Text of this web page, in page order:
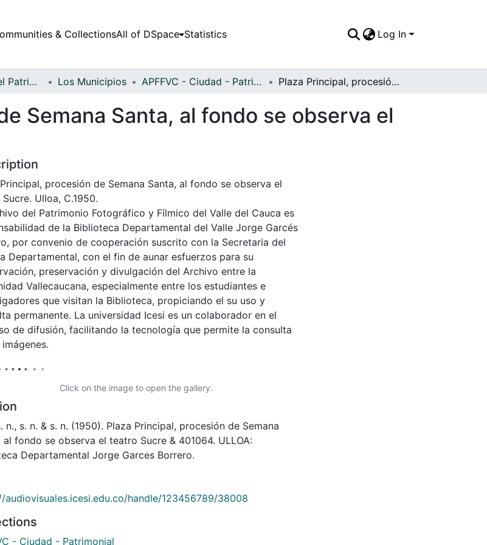
& CollectionsAll of DSpace Statistics Log In
Fondo Archivo del Patrimonio Fotográfico y Fílmico del Valle del Cauca Los Municipios APFFVC - Ciudad - Patrimonial Plaza Principal, procesión de Semana Santa, al fondo se observa el teatro Sucre
Semana Santa, al fondo se observa el
procesión de Semana Santa, al fondo se observa el
Ulloa, C.1950.
del Patrimonio Fotográfico y Fílmico del Valle del Cauca es
de la Biblioteca Departamental del Valle Jorge Garcés
por convenio de cooperación suscrito con la Secretaria del
Departamental, con el fin de aunar esfuerzos para su
preservación y divulgación del Archivo entre la
Vallecaucana, especialmente entre los estudiantes e
que visitan la Biblioteca, propiciando el su uso y
permanente. La universidad Icesi es un colaborador en el
de difusión, facilitando la tecnología que permite la consulta
Click on the image to open the gallery.
n., s. n. & s. n. (1950). Plaza Principal, procesión de Semana
al fondo se observa el teatro Sucre & 401064. ULLOA:
Departamental Jorge Garces Borrero.
audiovisuales.icesi.edu.co/handle/123456789/38008
- Ciudad - Patrimonial